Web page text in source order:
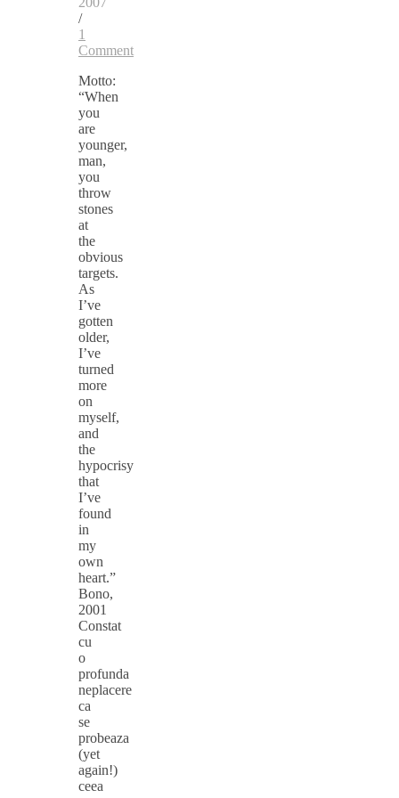
/
1
Comment
Motto:
“When
you
are
younger,
man,
you
throw
stones
at
the
obvious
targets.
As
I’ve
gotten
older,
I’ve
turned
more
on
myself,
and
the
hypocrisy
that
I’ve
found
in
my
own
heart.”
Bono,
2001
Constat
cu
o
profunda
neplacere
ca
se
probeaza
(yet
again!)
ceea